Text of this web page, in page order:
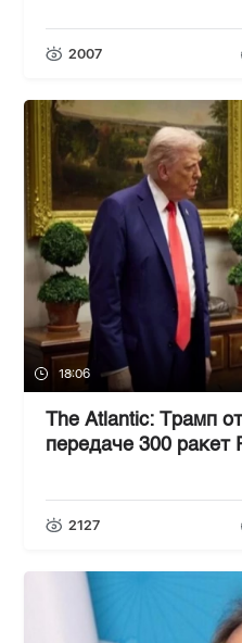
2007
18:06
The Atlantic: Трамп
передаче 300 ракет
2127